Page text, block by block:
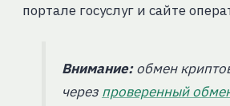
портале госуслуг и сайте
Внимание:обмен
через проверенный